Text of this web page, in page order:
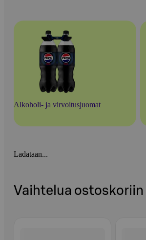
Alkoholi- ja virvoitusjuomat
Ladataan...
Vaihtelua ostoskoriin